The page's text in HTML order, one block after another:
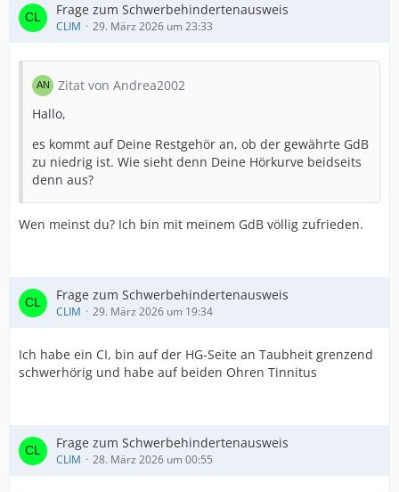
Frage zum Schwerbehindertenausweis
CLIM 29. März 2026 um 23:33
Zitat von Andrea2002
Hallo,
es kommt auf Deine Restgehör an, ob der gewährte GdB
zu niedrig ist. Wie sieht denn Deine Hörkurve beidseits
denn aus?
Wen meinst du? Ich bin mit meinem GdB völlig zufrieden.
Frage zum Schwerbehindertenausweis
CLIM 29. März 2026 um 19:34
Ich habe ein CI, bin auf der HG-Seite an Taubheit grenzend
schwerhörig und habe auf beiden Ohren Tinnitus
Frage zum Schwerbehindertenausweis
CLIM 28. März 2026 um 00:55